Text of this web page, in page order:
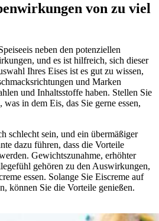
von zu viel
neben den potenziellen
und es ist hilfreich, sich dieser
Ihres Eises ist es gut zu wissen,
und Marken
und Inhaltsstoffe haben. Stellen Sie
was in dem Eis, das Sie gerne essen,
schlecht sein, und ein übermäßiger
dazu führen, dass die Vorteile
Gewichtszunahme, erhöhter
gehören zu den Auswirkungen,
essen. Solange Sie Eiscreme auf
können Sie die Vorteile genießen.